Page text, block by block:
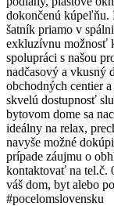
dokončenú kúpeľňu.
šatník priamo v
exkluzívnu možnosť
spolupráci s našou
nadčasový a vkusný
obchodných centier
skvelú dostupnosť
bytovom dome sa
ideálny na relax,
navyše možné
prípade záujmu o
kontaktovať na tel.č.
váš dom, byt alebo
#pocelomslovensku